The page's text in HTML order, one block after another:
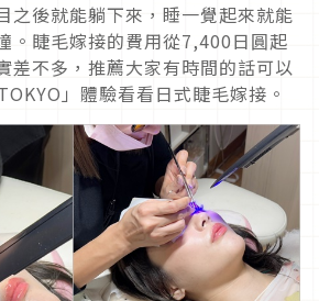
之後就能躺下來，睡一覺起來就能
。睫毛嫁接的費用從7,400日圓起
差不多，推薦大家有時間的話可以
」體驗看看日式睫毛嫁接。